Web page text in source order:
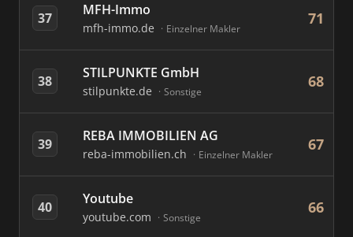
37 MFH-Immo
mfh-immo.de Einzelner Makler
71
38 STILPUNKTE GmbH
stilpunkte.de Sonstige
68
39 REBA IMMOBILIEN AG
reba-immobilien.ch Einzelner Makler
67
40 Youtube
youtube.com Sonstige
66